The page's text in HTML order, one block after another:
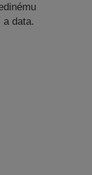
a data.